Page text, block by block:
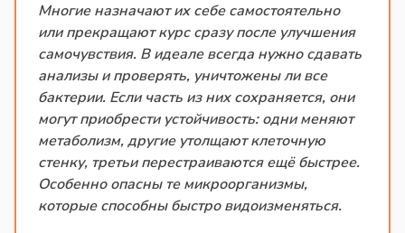
Многие назначают их себе самостоятельно
или прекращают курс сразу после улучшения
самочувствия. В идеале всегда нужно сдавать
анализы и проверять, уничтожены ли все
бактерии. Если часть из них сохраняется, они
могут приобрести устойчивость: одни меняют
метаболизм, другие утолщают клеточную
стенку, третьи перестраиваются ещё быстрее.
Особенно опасны те микроорганизмы,
которые способны быстро видоизменяться.